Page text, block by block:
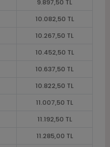
9.897,50 TL
10.082,50 TL
10.267,50 TL
10.452,50 TL
10.637,50 TL
10.822,50 TL
11.007,50 TL
11.192,50 TL
11.285,00 TL